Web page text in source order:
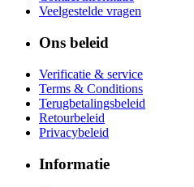
Veelgestelde vragen
Ons beleid
Verificatie & service
Terms & Conditions
Terugbetalingsbeleid
Retourbeleid
Privacybeleid
Informatie